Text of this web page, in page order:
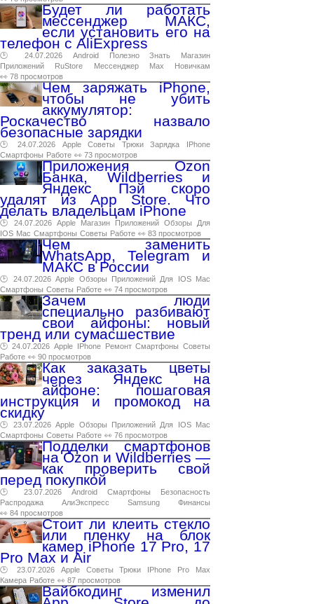
Будет ли работать
мессенджер МАКС,
если установить его на
телефон с AliExpress
🕑 24.07.2026 Android Полезно Знать
Магазин
Приложений
RuStore Мессенджер Max
Новичкам
👀 78 просмотров
Чем заряжать iPhone,
чтобы не убить
аккумулятор:
Роскачество назвало
безопасные зарядки
🕑 24.07.2026 Apple Советы Трюки Зарядка
IPhone
Смартфоны Работе 👀 73 просмотров
Приложения Ozon
Банка, Wildberries и
Яндекс Пэй скоро
удалят из App Store. Что
делать владельцам iPhone
🕑 24.07.2026 Apple Магазин Приложений Обзоры
Для
IOS Mac Смартфоны Советы Работе 👀 83 просмотров
Чем заменить
WhatsApp, Telegram и
МАКС в России
🕑 24.07.2026 Apple Обзоры Приложений Для IOS
Mac
Смартфоны Советы Работе 👀 74 просмотров
Зачем люди
специально разбивают
свои айфоны: новый
тренд или сумасшествие
🕑 24.07.2026 Apple IPhone Ремонт Смартфоны Советы
Работе 👀 90 просмотров
Как заказать цветы
через Яндекс на
айфоне: пошаговая
инструкция и промокод на
скидку
🕑 23.07.2026 Apple Обзоры Приложений Для IOS
Mac
Смартфоны Советы Работе 👀 76 просмотров
Подделки смартфонов
на Ozon и Wildberries —
как проверить свой
перед покупкой
🕑 23.07.2026 Android Смартфоны
Безопасность
Распродажа
АлиЭкспресс Samsung
Финансы
👀 84 просмотров
Стоит ли клеить стекло
или пленку на блок
камер iPhone 17 Pro, 17
Pro Max и Air
🕑 23.07.2026 Apple Советы Трюки IPhone Pro
Max
Камера Работе 👀 87 просмотров
Вайбкодинг изменил